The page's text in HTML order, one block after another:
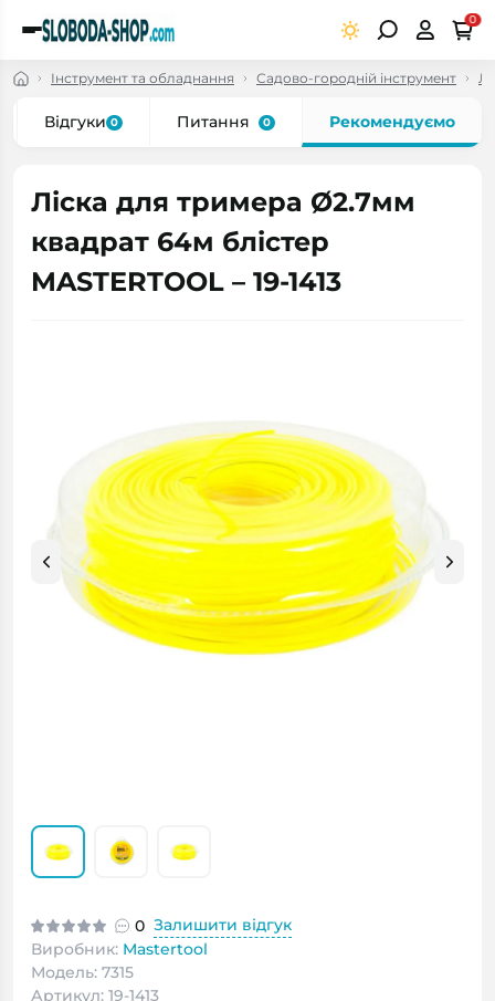
0
Інструмент та обладнання Садово-городній інструмент
Відгуки 0 Питання 0 Рекомендуємо
Ліска для тримера Ø2.7мм
квадрат 64м блістер
MASTERTOOL – 19-1413
0 Залишити відгук
Виробник: Mastertool
Модель: 7315
Артикул: 19-1413